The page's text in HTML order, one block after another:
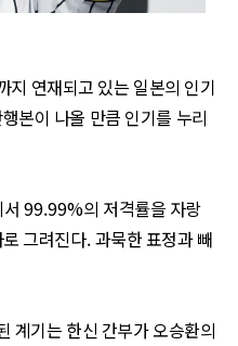
지 연재되고 있는 일본의 인기
본이 나올 만큼 인기를 누리
99.99%의 저격률을 자랑
그려진다.과묵한 표정과 빼
계기는 한신 간부가 오승환의